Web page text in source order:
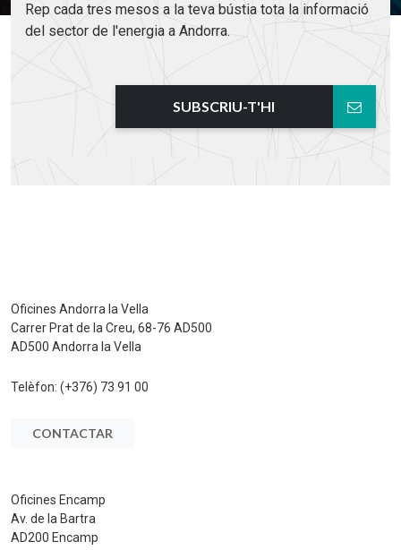
Rep cada tres mesos a la teva bústia tota la informació
del sector de l'energia a Andorra.
SUBSCRIU-T'HI
Oficines Andorra la Vella
Carrer Prat de la Creu, 68-76 AD500
AD500 Andorra la Vella
Telèfon: (+376) 73 91 00
CONTACTAR
Oficines Encamp
Av. de la Bartra
AD200 Encamp